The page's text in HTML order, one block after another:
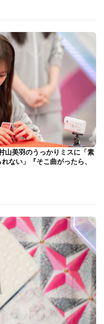
山美羽のうっかりミスに「素
ない」『そこ曲がったら、